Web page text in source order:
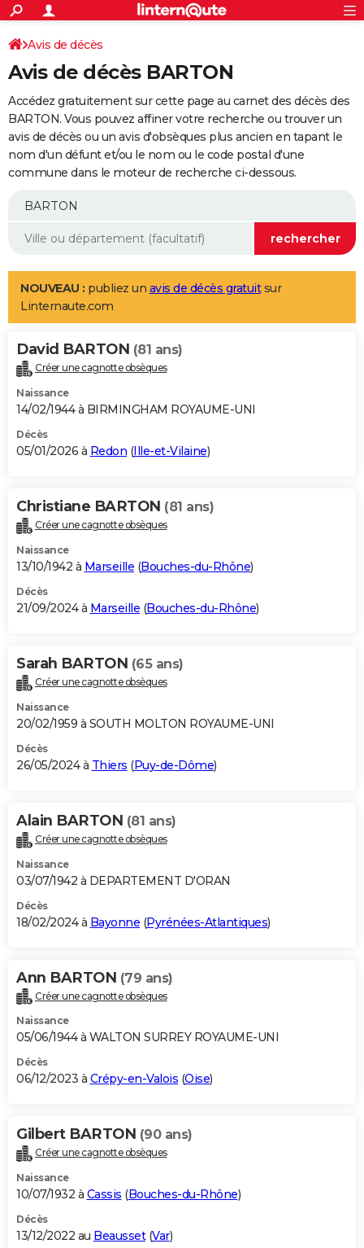
ACTUALITÉS
Politique
Société
Faits Divers
Education
Monde
Villes
+
SPORT
Coupe du monde 2026
Football
Tennis
Cyclisme
Rugby
Forum
Programme TV
TNT
Streaming
Cinéma
Sorties cinéma
Musique
+
FINANCE
Retraite
Epargne
Immobilier
Risques naturels par ville
Banque
Assurance
AUTO
Essais
Réserver un essai
Citadines
Berlines
SUV
Forum auto
+
Mobiles
Meilleur smartphone
Internet
Ordinateurs
Jeux vidéo
Guide high-tech
Aménagement intérieur
LIFESTYLE
Art de vivre
Bien-être
Loisirs
Mode
Modes de vie
Alimentation
Guide de la santé
Maladies
Médicaments
Sommeil
VOYAGE
Destinations
City break
Voyage nature
Voyage de noces
Forum
Climat
+PHOTO
GUIDES D'ACHAT
BONS PLANS
Carte de Noël
Carte Bonne année
Carte Saint-Valentin
Carte Pâques
Carte d'anniversaire
DICTIONNAIRE
Dictionnaire
Biographies
Citations
Expressions
Proverbes
PROGRAMME TV
S'inscrire
Se connecter
Lycées
Collèges
Primaires
Universités
Entreprises
Service militaire
Avis de recherche
AVIS DE DÉCÈS
Bricolage
Lifestyle
Culture
Sport
Auto
Television
Voyage
Cinema
Avis de décès
Avis de décès BARTON
Accédez gratuitement sur cette page au carnet des décès des
BARTON. Vous pouvez affiner votre recherche ou trouver un
avis de décès ou un avis d'obsèques plus ancien en tapant le
nom d'un défunt et/ou le nom ou le code postal d'une
commune dans le moteur de recherche ci-dessous.
NOUVEAU : publiez un avis de décès gratuitsur
Linternaute.com
David BARTON (81 ans)
Créer une cagnotte obsèques
Naissance
14/02/1944 à BIRMINGHAM ROYAUME-UNI
Décès
05/01/2026 à Redon (Ille-et-Vilaine)
Christiane BARTON (81 ans)
Créer une cagnotte obsèques
Naissance
13/10/1942 à Marseille (Bouches-du-Rhône)
Décès
21/09/2024 à Marseille (Bouches-du-Rhône)
Sarah BARTON (65 ans)
Créer une cagnotte obsèques
Naissance
20/02/1959 à SOUTH MOLTON ROYAUME-UNI
Décès
26/05/2024 à Thiers (Puy-de-Dôme)
Alain BARTON (81 ans)
Créer une cagnotte obsèques
Naissance
03/07/1942 à DEPARTEMENT D'ORAN
Décès
18/02/2024 à Bayonne (Pyrénées-Atlantiques)
Ann BARTON (79 ans)
Créer une cagnotte obsèques
Naissance
05/06/1944 à WALTON SURREY ROYAUME-UNI
Décès
06/12/2023 à Crépy-en-Valois (Oise)
Gilbert BARTON (90 ans)
Créer une cagnotte obsèques
Naissance
10/07/1932 à Cassis (Bouches-du-Rhône)
Décès
13/12/2022 au Beausset(Var)